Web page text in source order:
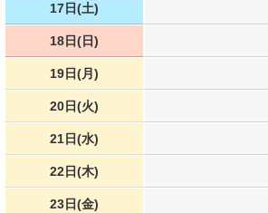
17日(土)
18日(日)
19日(月)
20日(火)
21日(水)
22日(木)
23日(金)